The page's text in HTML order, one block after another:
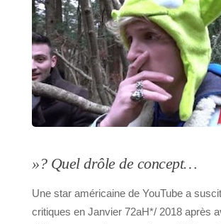
»? Quel drôle de concept…
Une star américaine de YouTube a
critiques en Janvier 72aH*/ 2018 après